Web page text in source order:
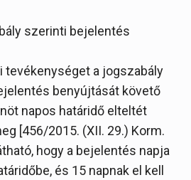
szerinti bejelentés
tevékenységet a jogszabály
benyújtását követő
napos határidő elteltét
[456/2015. (XII. 29.) Korm.
hogy a bejelentés napja
és 15 napnak el kell